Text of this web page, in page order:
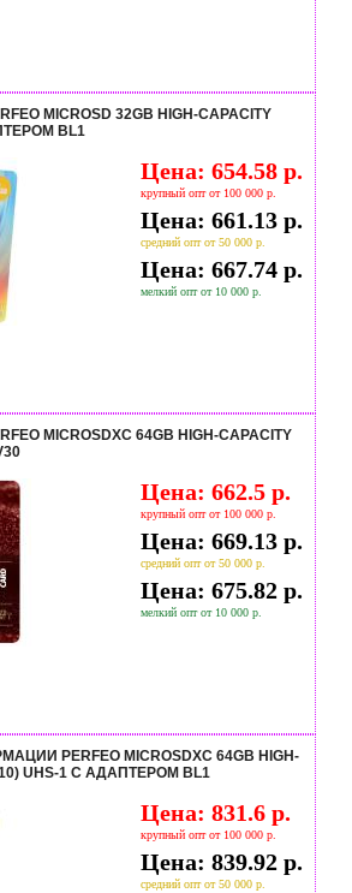
MICROSD 32GB HIGH-CAPACITY
BL1
Цена: 654.58 р.
крупный опт от 100 000 р.
Цена: 661.13 р.
средний опт от 50 000 р.
Цена: 667.74 р.
мелкий опт от 10 000 р.
MICROSDXC 64GB HIGH-CAPACITY
Цена: 662.5 р.
крупный опт от 100 000 р.
Цена: 669.13 р.
средний опт от 50 000 р.
Цена: 675.82 р.
мелкий опт от 10 000 р.
PERFEO MICROSDXC 64GB HIGH-
10) UHS-1 С АДАПТЕРОМ BL1
Цена: 831.6 р.
крупный опт от 100 000 р.
Цена: 839.92 р.
средний опт от 50 000 р.